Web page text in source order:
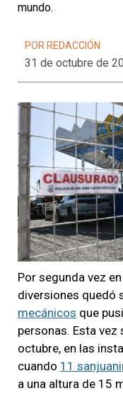
mundo.
POR REDACCIÓN
31 de octubre de
Por segunda vez
diversiones quedó
mecánicos que
personas. Esta
octubre, en las
cuando 11
a una altura de 15